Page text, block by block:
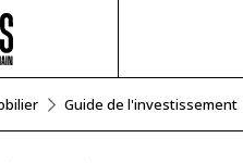
Guide de l'investissement